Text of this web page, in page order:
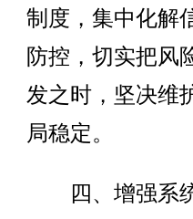
制度，集中化解
防控，切实把风
发之时，坚决维
局稳定。
四、增强系统